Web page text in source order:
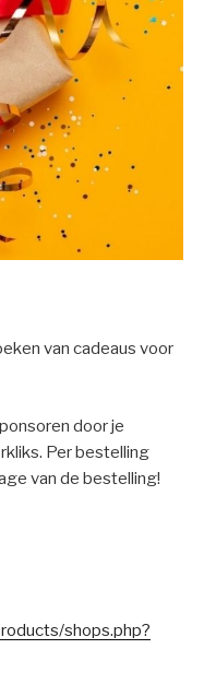
van cadeaus voor
door je
Per bestelling
van de bestelling!
shops.php?